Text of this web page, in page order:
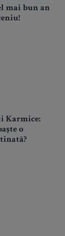
mai bun an
Karmice:
o